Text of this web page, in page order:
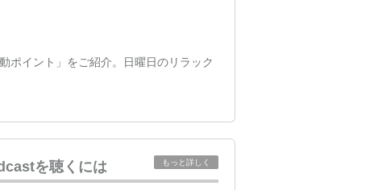
ポイント」をご紹介。日曜日のリラック
を聴くには もっと詳しく